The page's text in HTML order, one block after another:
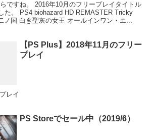
ですね。 2016年10月のフリープレイタイトル
た。 PS4 biohazard HD REMASTER Tricky
ノ国 白き聖灰の女王 オールインワン・エ...
【PS Plus】2018年11月のフリー
プレイ
レイ
PS Storeでセール中（2019/6）